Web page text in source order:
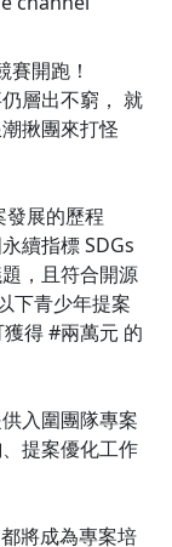
開跑！
層出不窮， 就
揪團來打怪
展的歷程
續指標 SDGs
，且符合開源
下青少年提案
得 #兩萬元 的
入圍團隊專案
提案優化工作
將成為專案培